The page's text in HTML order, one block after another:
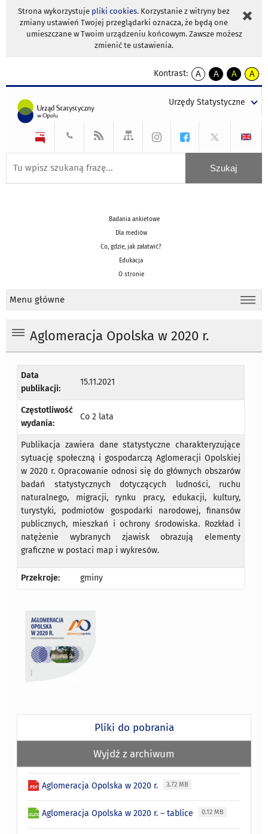
Strona wykorzystuje pliki cookies. Korzystanie z witryny bez
zmiany ustawień Twojej przeglądarki oznacza, że będą one
umieszczane w Twoim urządzeniu końcowym. Zawsze możesz
zmienić te ustawienia.
Kontrast:
A
kontrast
A
kontrast
tekst
czarnym
A
kontrast
tekst
czarnym
A
tekst
żółtym
Urzędy Statystyczne
Badania ankietowe
Dla mediów
Co, gdzie, jak załatwić?
Edukacja
O stronie
Menu główne
Aglomeracja Opolska w 2020 r.
Data
publikacji:
15.11.2021
Częstotliwość
wydania:
Co 2 lata
Publikacja zawiera dane statystyczne charakteryzujące
sytuację społeczną i gospodarczą Aglomeracji Opolskiej
w 2020 r. Opracowanie odnosi się do głównych obszarów
badań statystycznych dotyczących ludności, ruchu
naturalnego, migracji, rynku pracy, edukacji, kultury,
turystyki, podmiotów gospodarki narodowej, finansów
publicznych, mieszkań i ochrony środowiska. Rozkład i
natężenie wybranych zjawisk obrazują elementy
graficzne w postaci map i wykresów.
Przekroje: gminy
Pliki do pobrania
Wyjdź z archiwum
Aglomeracja Opolska w 2020 r. 3.72 MB
Aglomeracja Opolska w 2020 r. – tablice 0.12 MB